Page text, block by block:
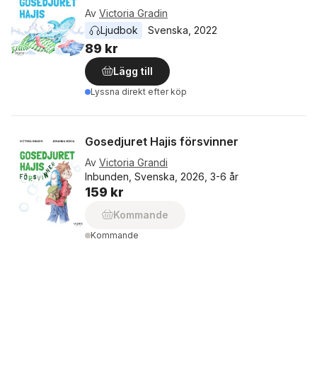
Av Victoria Gradin
Ljudbok
Svenska 2022
89 kr
Lägg till
Lyssna direkt efter köp
Gosedjuret Hajis försvinner
Av Victoria Grandi
Inbunden, Svenska, 2026, 3-6 år
159 kr
Kommande
Kommande